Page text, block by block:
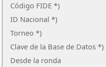
Código FIDE *)
ID Nacional *)
Torneo *)
Clave de la Base de Datos *)
Desde la ronda